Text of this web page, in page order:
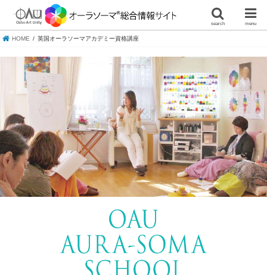
search menu
HOME 英国オーラソーマアカデミー資格講座